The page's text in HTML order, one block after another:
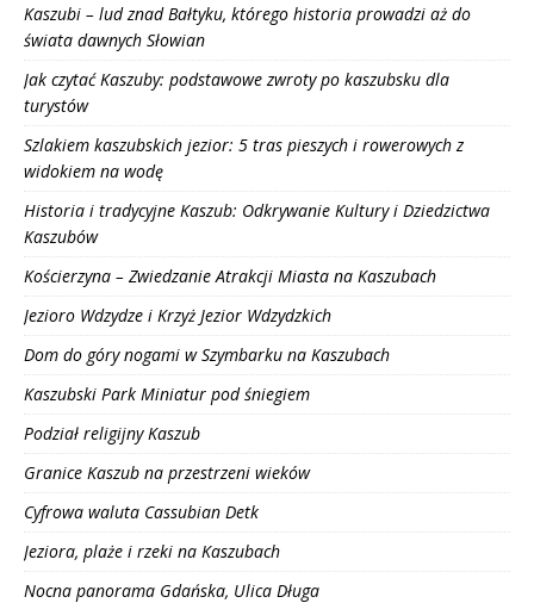
Kaszubi – lud znad Bałtyku, którego historia prowadzi aż do
świata dawnych Słowian
Jak czytać Kaszuby: podstawowe zwroty po kaszubsku dla
turystów
Szlakiem kaszubskich jezior: 5 tras pieszych i rowerowych z
widokiem na wodę
Historia i tradycyjne Kaszub: Odkrywanie Kultury i Dziedzictwa
Kaszubów
Kościerzyna – Zwiedzanie Atrakcji Miasta na Kaszubach
Jezioro Wdzydze i Krzyż Jezior Wdzydzkich
Dom do góry nogami w Szymbarku na Kaszubach
Kaszubski Park Miniatur pod śniegiem
Podział religijny Kaszub
Granice Kaszub na przestrzeni wieków
Cyfrowa waluta Cassubian Detk
Jeziora, plaże i rzeki na Kaszubach
Nocna panorama Gdańska, Ulica Długa